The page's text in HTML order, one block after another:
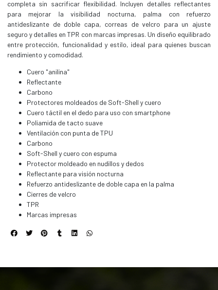
completa sin sacrificar flexibilidad. Incluyen detalles reflectantes
para mejorar la visibilidad nocturna, palma con refuerzo
antideslizante de doble capa, correas de velcro para un ajuste
seguro y detalles en TPR con marcas impresas. Un diseño equilibrado
entre protección, funcionalidad y estilo, ideal para quienes buscan
rendimiento y comodidad.
Cuero "anilina"
Reflectante
Carbono
Protectores moldeados de Soft-Shell y cuero
Cuero táctil en el dedo para uso con smartphone
Poliamida de tacto suave
Ventilación con punta de TPU
Carbono
Soft-Shell y cuero con espuma
Protector moldeado en nudillos y dedos
Reflectante para visión nocturna
Refuerzo antideslizante de doble capa en la palma
Cierres de velcro
TPR
Marcas impresas